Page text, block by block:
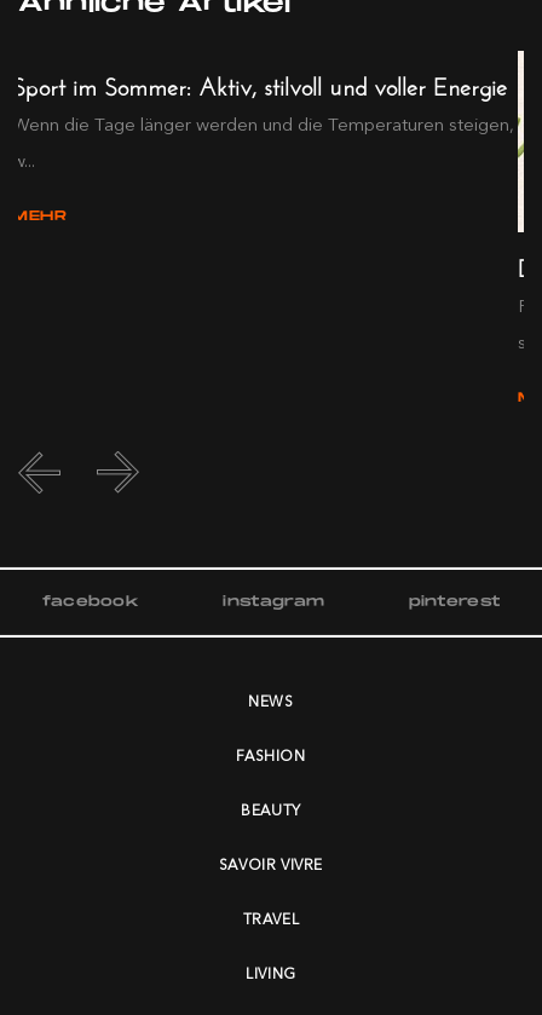
Sport im Sommer: Aktiv, stilvoll und voller Energie
Wenn die Tage länger werden und die Temperaturen steigen,
w...
MEHR
s...
facebook instagram pinterest
NEWS
FASHION
BEAUTY
SAVOIR VIVRE
TRAVEL
LIVING